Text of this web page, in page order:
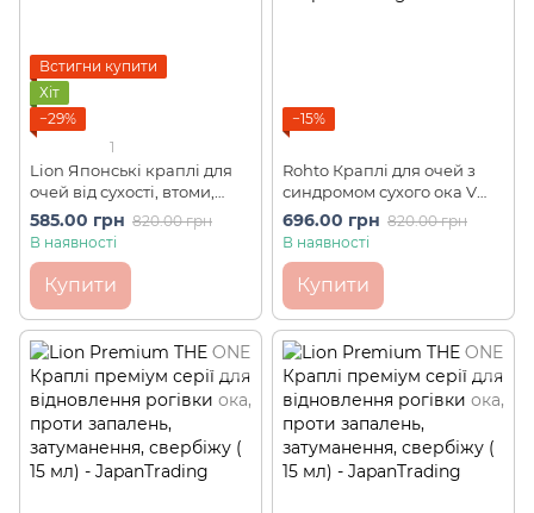
Встигни купити
Хіт
−29%
1
Lion Японські краплі для
очей від сухості, втоми,
почервоніння, Вітамін А
50000 одиниць Smile
585.00 грн 820.00 грн
В наявності
Купити
−15%
Rohto Краплі для очей з
синдромом сухого ока V
Dry Eye Premium 15 мл
696.00 грн 820.00 грн
В наявності
Купити